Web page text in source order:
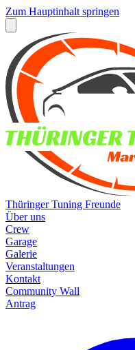
Zum Hauptinhalt springen
Thüringer Tuning Freunde
Über uns
Crew
Garage
Galerie
Veranstaltungen
Kontakt
Community Wall
Antrag